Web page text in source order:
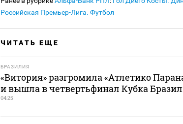
Российская Премьер-Лига. Футбол
ЧИТАТЬ ЕЩЕ
БРАЗИЛИЯ
«Витория» разгромила «Атлетико
и вышла в четвертьфинал Кубка
04:25